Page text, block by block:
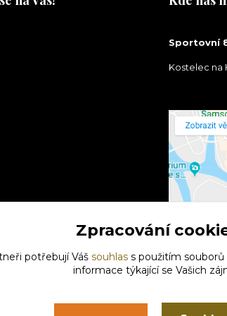
Sportovní
Kostelec na
Zpracování
potřebují Váš souhlass použitím souborů
informace týkající se Vašich